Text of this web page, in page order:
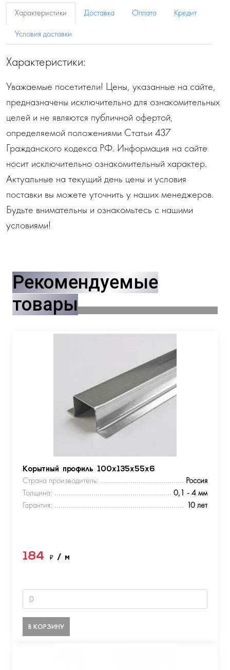
Характеристики Доставка Оплата
Кредит
Условия доставки
Характеристики:
Уважаемые посетители! Цены, указанные на сайте,
предназначены исключительно для ознакомительных
целей и не являются публичной офертой,
определяемой положениями Статьи 437
Гражданского кодекса РФ. Информация на сайте
носит исключительно ознакомительный характер.
Актуальные на текущий день цены и условия
поставки вы можете уточнить у наших менеджеров.
Будьте внимательны и ознакомьтесь с нашими
условиями!
Рекомендуемые
товары
Корытный профиль 100х135х55х6
Страна производитель:
Россия
Толщина:
0,1 - 4 мм
Гарантия:
10 лет
184 ₽ / м
В КОРЗИНУ